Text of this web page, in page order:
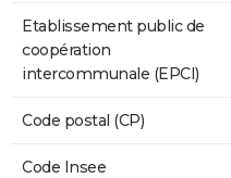
Etablissement public de
coopération
intercommunale (EPCI)
Code postal (CP)
Code Insee